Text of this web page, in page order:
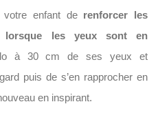
enfant de renforcer les
lorsque les yeux sont en
à 30 cm de ses yeux et
puis de s’en rapprocher en
en inspirant.